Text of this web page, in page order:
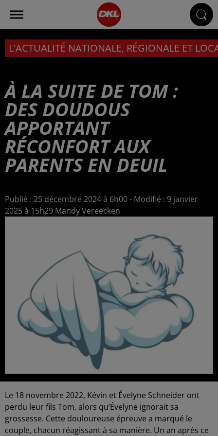
L'ACTUALITÉ NATIONALE, RÉGIONALE ET
À LA SUITE DE TOM :
DES DOUDOUS
APPORTANT
RÉCONFORT AUX
PARENTS EN DEUIL
Publié : 25 décembre 2024 à 6h00 - Modifié : 9 janvier
2025 à 15h29 Mandy Vereecken
Le 18 novembre 2022, Kévin et Évelyne Schneider ont
perdu leur fils Tom, alors qu’Évelyne ignorait sa
grossesse. Cette douloureuse épreuve a marqué le
couple, chacun réagissant à sa manière. Un an après ce